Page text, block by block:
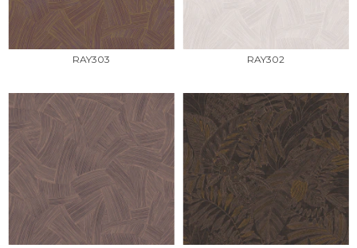
RAY303 RAY302